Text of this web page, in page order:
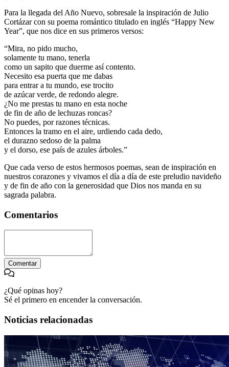
Para la llegada del Año Nuevo, sobresale la inspiración de Julio
Cortázar con su poema romántico titulado en inglés “Happy New
Year”, que nos dice en sus primeros versos:
“Mira, no pido mucho,
solamente tu mano, tenerla
como un sapito que duerme así contento.
Necesito esa puerta que me dabas
para entrar a tu mundo, ese trocito
de azúcar verde, de redondo alegre.
¿No me prestas tu mano en esta noche
de fin de año de lechuzas roncas?
No puedes, por razones técnicas.
Entonces la tramo en el aire, urdiendo cada dedo,
el durazno sedoso de la palma
y el dorso, ese país de azules árboles.”
Que cada verso de estos hermosos poemas, sean de inspiración en
nuestros corazones y vivamos el día a día de este preludio navideño
y de fin de año con la generosidad que Dios nos manda en su
sagrada palabra.
Comentarios
Comentar
¿Qué opinas hoy?
Sé el primero en encender la conversación.
Noticias relacionadas